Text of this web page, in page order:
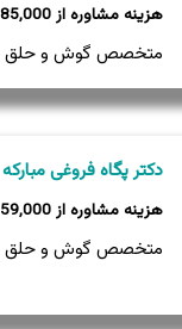
85,000
متخصص گوش و حلق
دکتر پگاه فروغی مبارکه
59,000
متخصص گوش و حلق